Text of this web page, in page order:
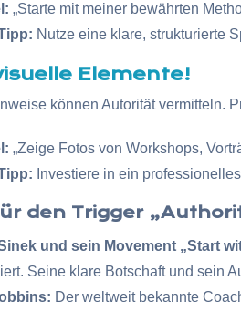
„Starte mit meiner bewährten
Nutze eine klare, strukturierte
Elemente!
können Autorität vermitteln.
„Zeige Fotos von Workshops,
Investiere in ein
den Trigger
und sein Movement „Start
Seine klare Botschaft und sein
Der weltweit bekannte